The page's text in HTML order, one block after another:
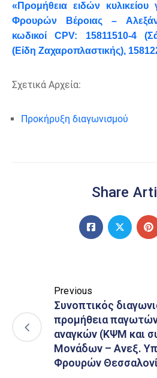
«Προμήθεια ειδών
Φρουρών Βέροιας –
κωδικοί CPV: 15811510-4
(Είδη Ζαχαροπλαστικής),
Σχετικά Αρχεία:
Προκήρυξη διαγωνισμού
Share
Previous
Συνοπτικός
προμήθεια
αναγκών (ΚΨΜ και
Μονάδων – Ανεξ.
Φρουρών